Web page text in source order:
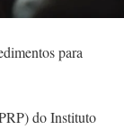
para
do Instituto